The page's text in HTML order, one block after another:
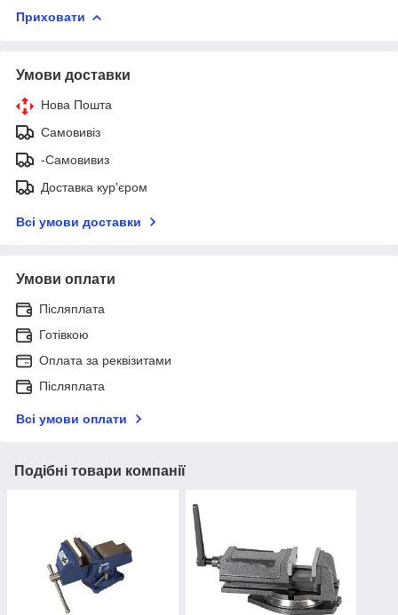
Приховати
Умови доставки
Нова Пошта
Самовивіз
-Самовивиз
Доставка кур'єром
Всі умови доставки
Умови оплати
Післяплата
Готівкою
Оплата за реквізитами
Післяплата
Всі умови оплати
Подібні товари компанії